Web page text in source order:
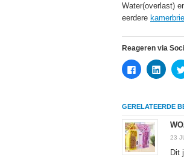
Water(overlast)
eerdere
Reageren via
Klik
om
Facebook
(Wordt
een
nieuw
venster
geopend)
Klik
om
delen
(Wordt
een
GERELATEERDE
23
Dit